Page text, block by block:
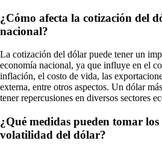
¿Cómo afecta la cotización del
nacional?
La cotización del dólar puede tener un
economía nacional, ya que influye en el
inflación, el costo de vida, las
externa, entre otros aspectos. Un dólar
tener repercusiones en diversos sectores
¿Qué medidas pueden tomar
volatilidad del dólar?